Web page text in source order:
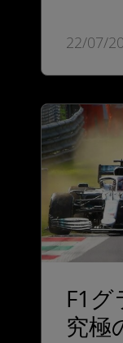
22/07/
F1グ
究極